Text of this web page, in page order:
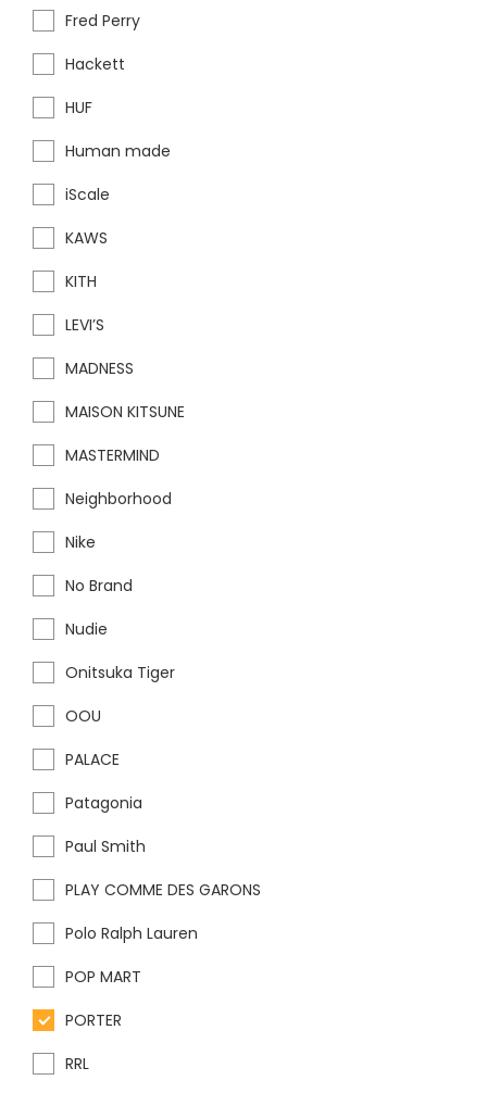
Fred Perry
Hackett
HUF
Human made
iScale
KAWS
KITH
LEVI’S
MADNESS
MAISON KITSUNE
MASTERMIND
Neighborhood
Nike
No Brand
Nudie
Onitsuka Tiger
OOU
PALACE
Patagonia
Paul Smith
PLAY COMME DES GARONS
Polo Ralph Lauren
POP MART
PORTER
RRL